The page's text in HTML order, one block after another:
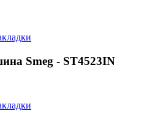
Smeg - ST4523IN